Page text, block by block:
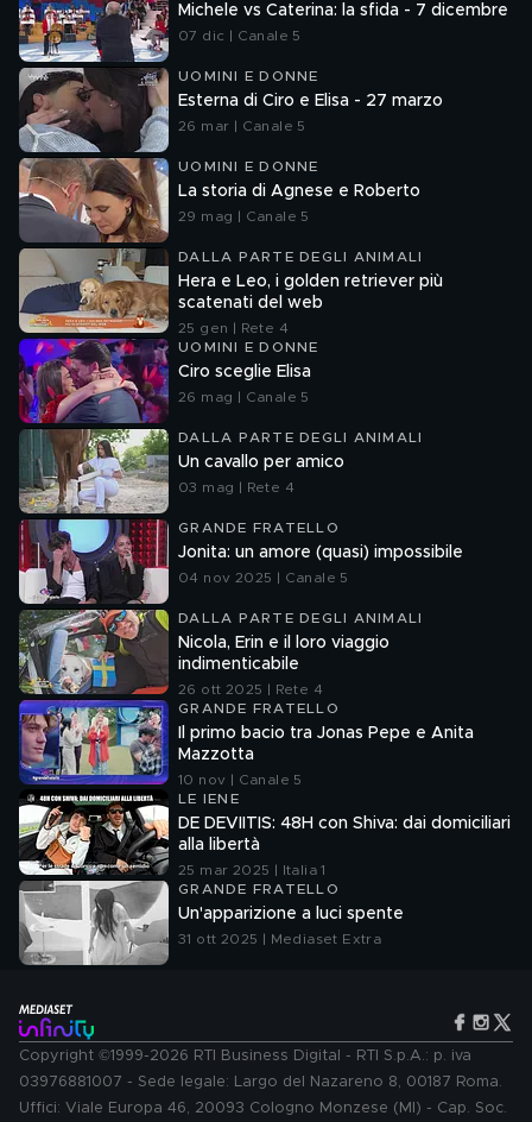
Michele vs Caterina: la sfida - 7 dicembre
07 dic | Canale 5
UOMINI E DONNE
Esterna di Ciro e Elisa - 27 marzo
26 mar | Canale 5
UOMINI E DONNE
La storia di Agnese e Roberto
29 mag | Canale 5
DALLA PARTE DEGLI ANIMALI
Hera e Leo, i golden retriever più
scatenati del web
25 gen | Rete 4
UOMINI E DONNE
Ciro sceglie Elisa
26 mag | Canale 5
DALLA PARTE DEGLI ANIMALI
Un cavallo per amico
03 mag | Rete 4
GRANDE FRATELLO
Jonita: un amore (quasi) impossibile
04 nov 2025 | Canale 5
DALLA PARTE DEGLI ANIMALI
Nicola, Erin e il loro viaggio
indimenticabile
26 ott 2025 | Rete 4
GRANDE FRATELLO
Il primo bacio tra Jonas Pepe e Anita
Mazzotta
10 nov | Canale 5
LE IENE
DE DEVIITIS: 48H con Shiva: dai domiciliari
alla libertà
25 mar 2025 | Italia 1
GRANDE FRATELLO
Un'apparizione a luci spente
31 ott 2025 | Mediaset Extra
Copyright ©1999-2026 RTI Business Digital - RTI S.p.A.: p. iva
03976881007 - Sede legale: Largo del Nazareno 8, 00187 Roma.
Uffici: Viale Europa 46, 20093 Cologno Monzese (MI) - Cap. Soc.